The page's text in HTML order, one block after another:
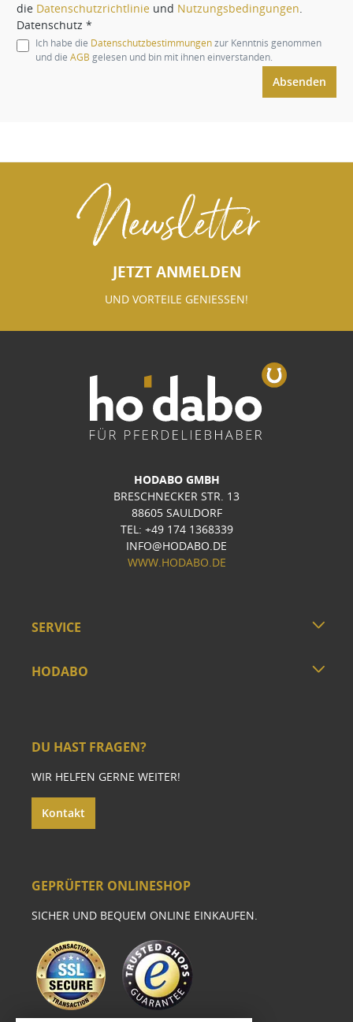
die Datenschutzrichtlinie und Nutzungsbedingungen.
Datenschutz *
Ich habe die Datenschutzbestimmungenzur Kenntnis genommen
und die AGB gelesen und bin mit ihnen einverstanden.
Absenden
Newsletter
JETZT ANMELDEN
UND VORTEILE GENIESSEN!
HODABO GMBH
BRESCHNECKER STR. 13
88605 SAULDORF
TEL: +49 174 1368339
INFO@HODABO.DE
WWW.HODABO.DE
SERVICE
HODABO
DU HAST FRAGEN?
WIR HELFEN GERNE WEITER!
Kontakt
GEPRÜFTER ONLINESHOP
SICHER UND BEQUEM ONLINE EINKAUFEN.